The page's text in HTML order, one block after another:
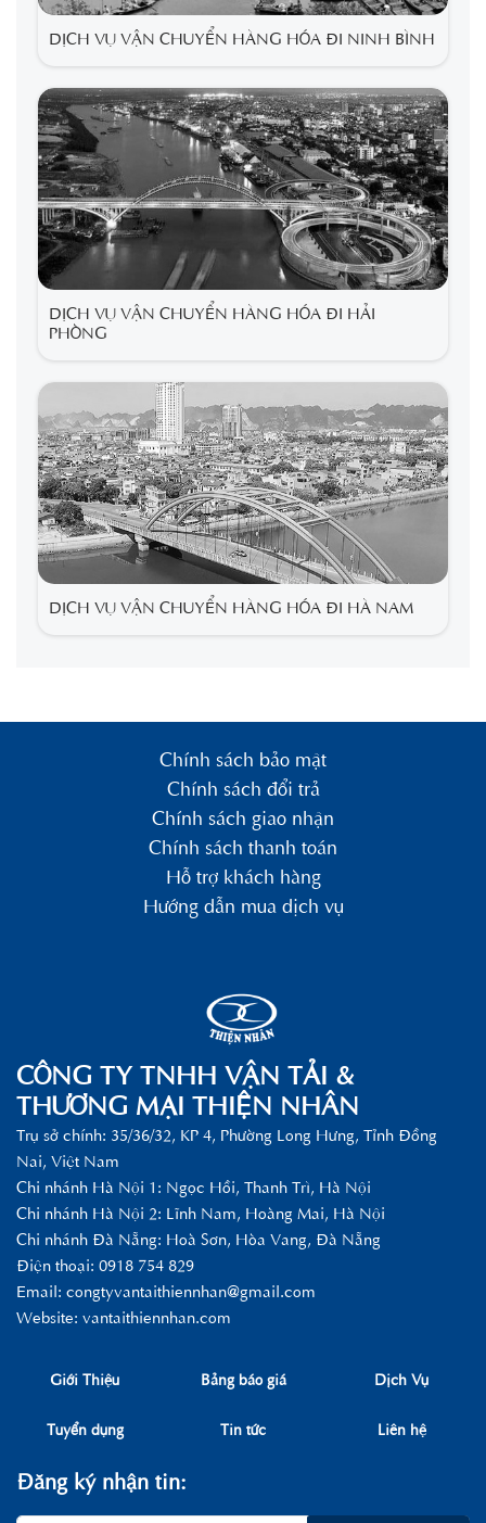
DỊCH VỤ VẬN CHUYỂN HÀNG HÓA ĐI NINH BÌNH
DỊCH VỤ VẬN CHUYỂN HÀNG HÓA ĐI HẢI
PHÒNG
DỊCH VỤ VẬN CHUYỂN HÀNG HÓA ĐI HÀ NAM
Chính sách bảo mật
Chính sách đổi trả
Chính sách giao nhận
Chính sách thanh toán
Hỗ trợ khách hàng
Hướng dẫn mua dịch vụ
CÔNG TY TNHH VẬN TẢI &
THƯƠNG MẠI THIỆN NHÂN
Trụ sở chính: 35/36/32, KP 4, Phường Long Hưng, Tỉnh Đồng
Nai, Việt Nam
Chi nhánh Hà Nội 1: Ngọc Hồi, Thanh Trì, Hà Nội
Chi nhánh Hà Nội 2: Lĩnh Nam, Hoàng Mai, Hà Nội
Chi nhánh Đà Nẵng: Hoà Sơn, Hòa Vang, Đà Nẵng
Điện thoại: 0918 754 829
Email: congtyvantaithiennhan@gmail.com
Website: vantaithiennhan.com
Giới Thiệu Bảng báo giá Dịch Vụ
Tuyển dụng Tin tức Liên hệ
Đăng ký nhận tin: